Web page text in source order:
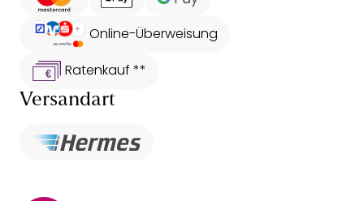
Online-Überweisung
Ratenkauf **
Versandart